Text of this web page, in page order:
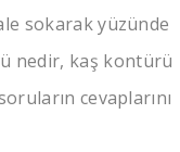
sokarak yüzünde
nedir, kaş kontürü
cevaplarını